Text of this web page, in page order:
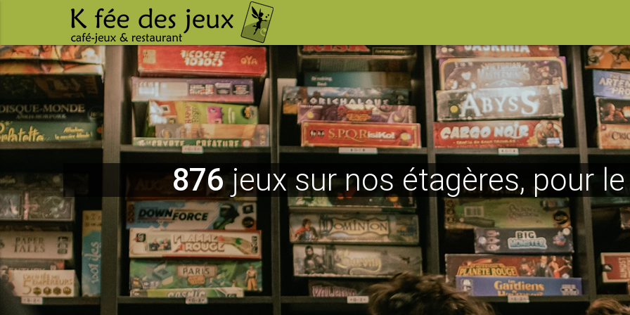
876jeux sur nos étagères, pour